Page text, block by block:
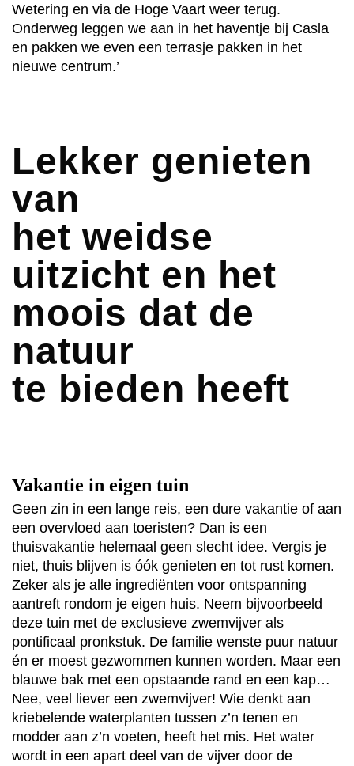
Wetering en via de Hoge Vaart weer terug.
Onderweg leggen we aan in het haventje bij Casla
en pakken we even een terrasje pakken in het
nieuwe centrum.’
Lekker genieten
van
het weidse
uitzicht en het
moois dat de
natuur
te bieden heeft
Vakantie in eigen tuin
Geen zin in een lange reis, een dure vakantie of aan
een overvloed aan toeristen? Dan is een
thuisvakantie helemaal geen slecht idee. Vergis je
niet, thuis blijven is óók genieten en tot rust komen.
Zeker als je alle ingrediënten voor ontspanning
aantreft rondom je eigen huis. Neem bijvoorbeeld
deze tuin met de exclusieve zwemvijver als
pontificaal pronkstuk. De familie wenste puur natuur
én er moest gezwommen kunnen worden. Maar een
blauwe bak met een opstaande rand en een kap…
Nee, veel liever een zwemvijver! Wie denkt aan
kriebelende waterplanten tussen z’n tenen en
modder aan z’n voeten, heeft het mis. Het water
wordt in een apart deel van de vijver door de